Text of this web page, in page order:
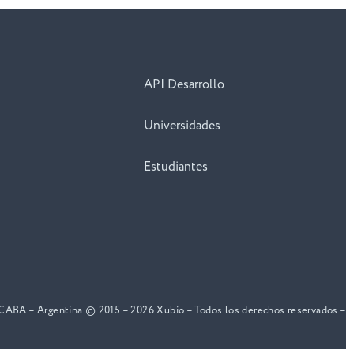
API Desarrollo
Universidades
Estudiantes
– Argentina © 2015 – 2026 Xubio – Todos los derechos reservados –